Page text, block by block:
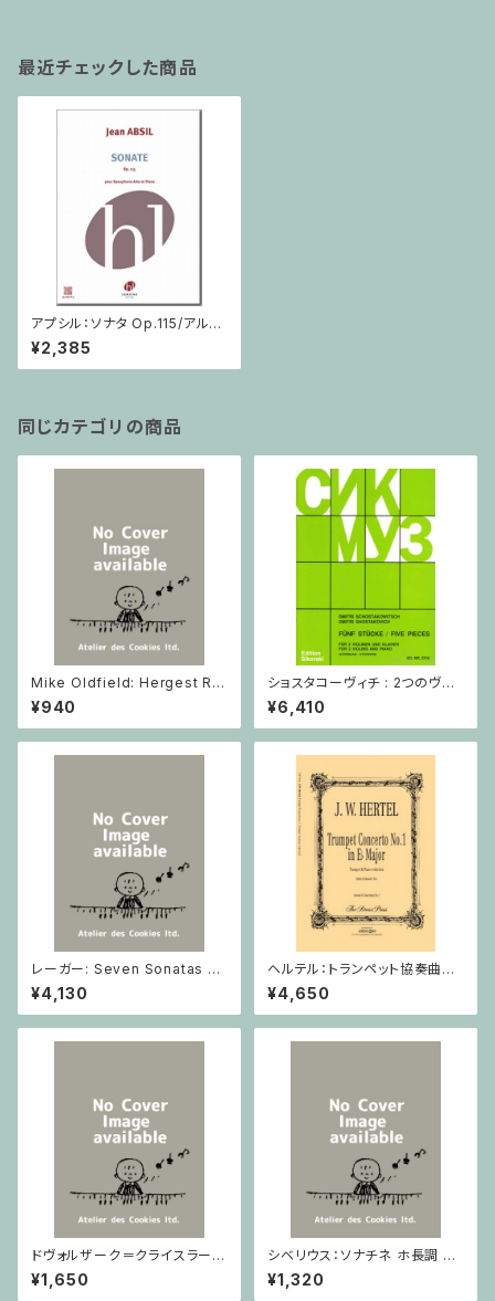
最近チェックした商品
アプシル：ソナタ Op.115/アルト
サクソフォーン・ピアノ
¥2,385
同じカテゴリの商品
Mike Oldfield: Hergest Rid
ge / ピアノ
¥940
ショスタコーヴィチ : 2つのヴァ
イオリンとピアノのための 5つの
小品 / ヴァイオリン2とピアノ
¥6,410
レーガー: Seven Sonatas o
p. 91 Heft 2 / ヴァイオリン
¥4,130
ヘルテル：トランペット協奏曲第1
番 変ホ長調/トランペット・ピア
ノ
¥4,650
ドヴォルザーク＝クライスラー：
スラヴ幻想曲 ロ短調 from Op.
55-4, Op.75 / ヴァイオリンと
¥1,650
シベリウス：ソナチネ ホ長調 O
p.80 / ヴァイオリンとピアノ
¥1,320